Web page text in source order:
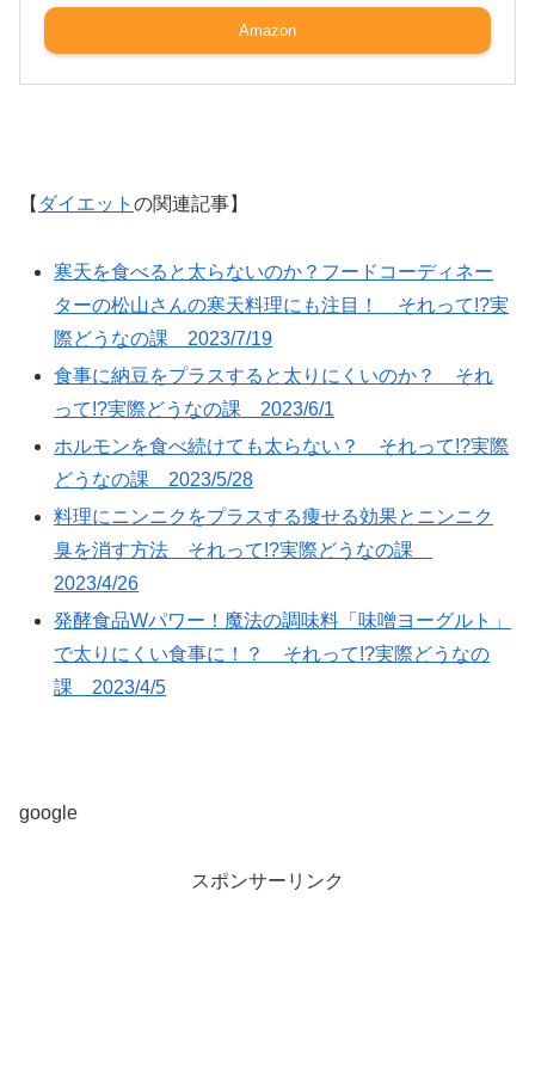
Amazon
【 ダイエット の関連記事】
寒天を食べると太らないのか？フードコーディネー
ターの松山さんの寒天料理にも注目！ それって!?実
際どうなの課 2023/7/19
食事に納豆をプラスすると太りにくいのか？ それ
って!?実際どうなの課 2023/6/1
ホルモンを食べ続けても太らない？ それって!?実際
どうなの課 2023/5/28
料理にニンニクをプラスする痩せる効果とニンニク
臭を消す方法 それって!?実際どうなの課
2023/4/26
発酵食品Wパワー！魔法の調味料「味噌ヨーグルト」
で太りにくい食事に！？ それって!?実際どうなの
課 2023/4/5
google
スポンサーリンク